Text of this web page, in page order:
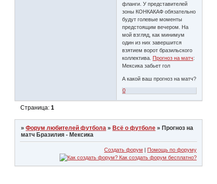
фланги. У представителей
зоны КОНКАКАФ обязательно
будут голевые моменты
предстоящим вечером. На
мой взгляд, как минимум
один из них завершится
взятием ворот бразильского
коллектива.Прогноз на матч:
Мексика забьет гол
А какой ваш прогноз на матч?
0
Страница:1
»Форум любителей футбола »Всё о футболе »Прогноз на
матч Бразилия - Мексика
Создать форум | Помощь по форуму